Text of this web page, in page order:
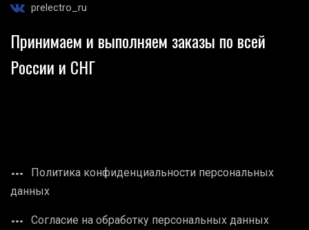
prelectro_ru
Принимаем и выполняем заказы по всей
России и СНГ
Политика конфиденциальности персональных
данных
Согласие на обработку персональных данных